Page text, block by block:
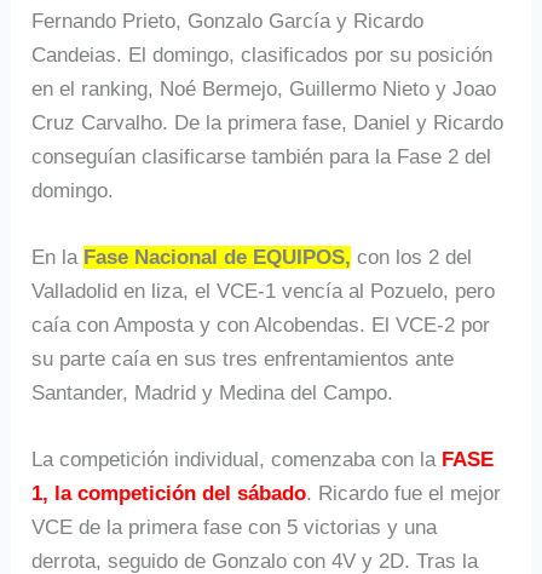
Fernando Prieto, Gonzalo García y Ricardo
Candeias. El domingo, clasificados por su posición
en el ranking, Noé Bermejo, Guillermo Nieto y Joao
Cruz Carvalho. De la primera fase, Daniel y Ricardo
conseguían clasificarse también para la Fase 2 del
domingo.
En la Fase Nacional de EQUIPOS, con los 2 del
Valladolid en liza, el VCE-1 vencía al Pozuelo, pero
caía con Amposta y con Alcobendas. El VCE-2 por
su parte caía en sus tres enfrentamientos ante
Santander, Madrid y Medina del Campo.
La competición individual, comenzaba con laFASE
1, la competición del sábado. Ricardo fue el mejor
VCE de la primera fase con 5 victorias y una
derrota, seguido de Gonzalo con 4V y 2D. Tras la